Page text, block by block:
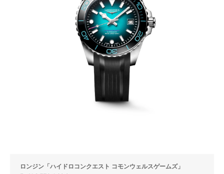
ロンジン「ハイドロコンクエスト コモンウェルスゲームズ」